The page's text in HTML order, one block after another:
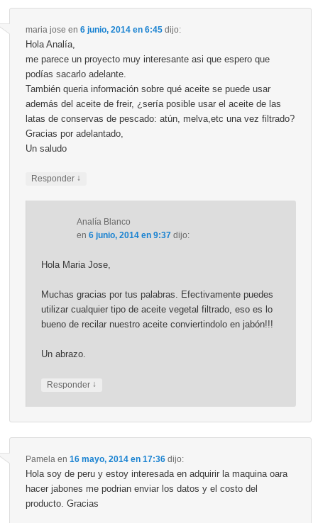
maria jose en 6 junio, 2014 en 6:45 dijo:
Hola Analía,
me parece un proyecto muy interesante asi que espero que
podías sacarlo adelante.
También queria información sobre qué aceite se puede usar
además del aceite de freir, ¿sería posible usar el aceite de las
latas de conservas de pescado: atún, melva,etc una vez filtrado?
Gracias por adelantado,
Un saludo
Responder ↓
Analía Blanco
en 6 junio, 2014 en 9:37 dijo:
Hola Maria Jose,
Muchas gracias por tus palabras. Efectivamente puedes
utilizar cualquier tipo de aceite vegetal filtrado, eso es lo
bueno de recilar nuestro aceite conviertindolo en jabón!!!
Un abrazo.
Responder ↓
Pamelaen 16 mayo, 2014 en 17:36 dijo:
Hola soy de peru y estoy interesada en adquirir la maquina oara
hacer jabones me podrian enviar los datos y el costo del
producto. Gracias